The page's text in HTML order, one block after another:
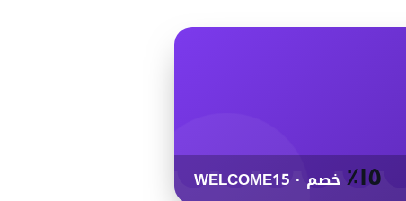
١٥٪ خصم · WELCOME15